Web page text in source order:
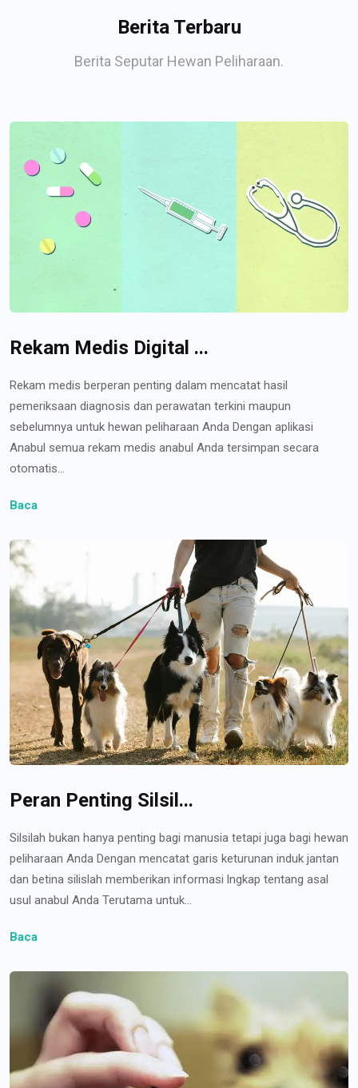
Berita Terbaru
Berita Seputar Hewan Peliharaan.
Rekam Medis Digital ...
Rekam medis berperan penting dalam mencatat hasil
pemeriksaan diagnosis dan perawatan terkini maupun
sebelumnya untuk hewan peliharaan Anda Dengan aplikasi
Anabul semua rekam medis anabul Anda tersimpan secara
otomatis...
Baca
Peran Penting Silsil...
Silsilah bukan hanya penting bagi manusia tetapi juga bagi hewan
peliharaan Anda Dengan mencatat garis keturunan induk jantan
dan betina silislah memberikan informasi lngkap tentang asal
usul anabul Anda Terutama untuk...
Baca